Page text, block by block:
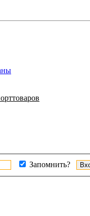
Запомнить?